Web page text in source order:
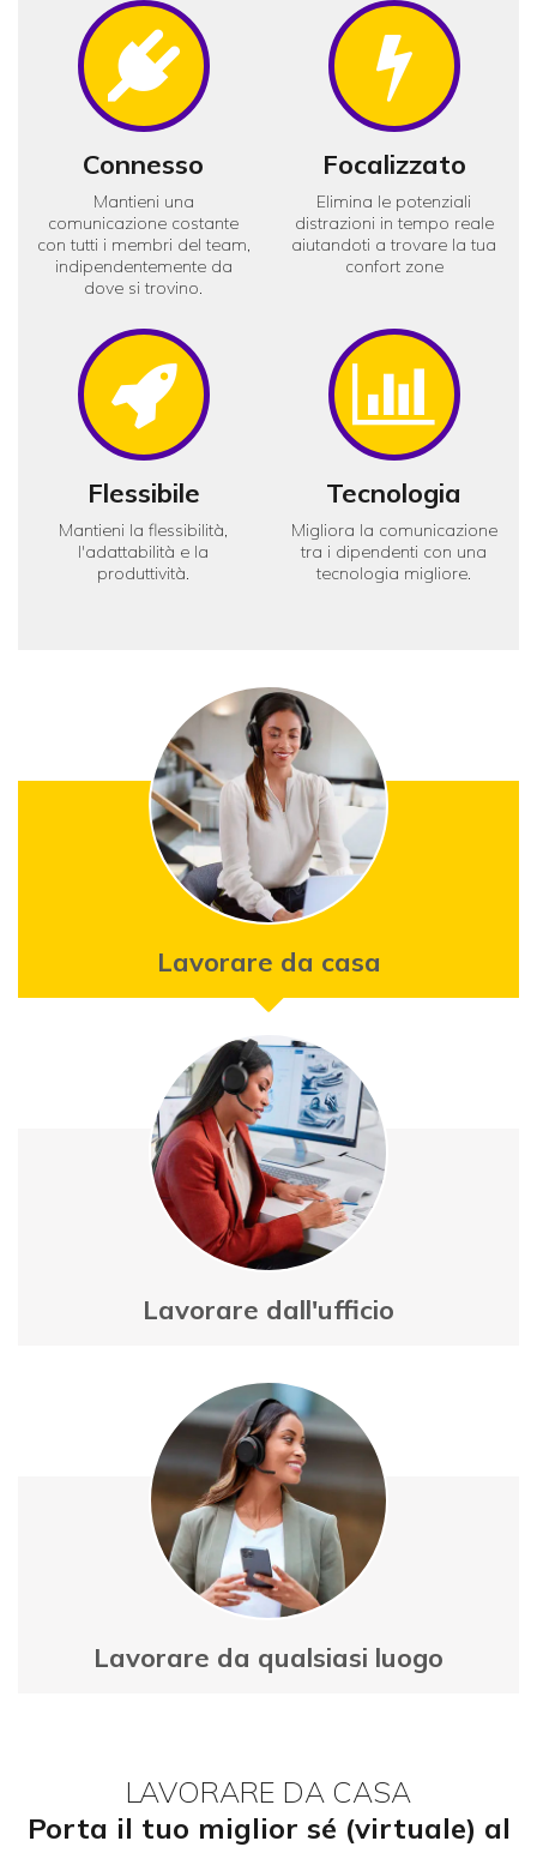
Icon
Connesso
Mantieni una
comunicazione costante
con tutti i membri del team,
indipendentemente da
dove si trovino.
Focalizzato
Elimina le potenziali
distrazioni in tempo reale
aiutandoti a trovare la tua
confort zone
Icon
Flessibile
Mantieni la flessibilità,
l'adattabilità e la
produttività.
Tecnologia
Migliora la comunicazione
tra i dipendenti con una
tecnologia migliore.
Onedirect
Lavorare da casa
Onedirect
Lavorare dall'ufficio
Onedirect
Lavorare da qualsiasi luogo
LAVORARE DA CASA
Porta il tuo miglior sé (virtuale) al
Tutti insieme
Il mondo intero è un potenziale